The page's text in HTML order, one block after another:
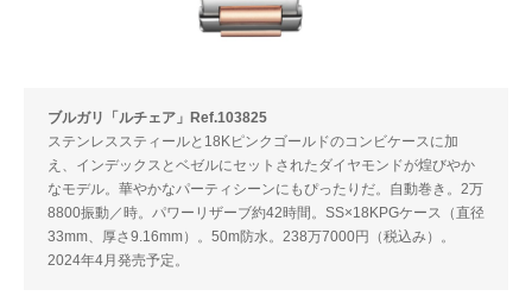
ブルガリ「ルチェア」Ref.103825
ステンレススティールと18Kピンクゴールドのコンビケースに加
え、インデックスとベゼルにセットされたダイヤモンドが煌びやか
なモデル。華やかなパーティシーンにもぴったりだ。自動巻き。2万
8800振動／時。パワーリザーブ約42時間。SS×18KPGケース（直径
33mm、厚さ9.16mm）。50m防水。238万7000円（税込み）。
2024年4月発売予定。